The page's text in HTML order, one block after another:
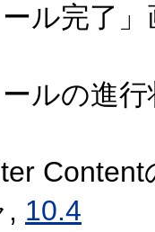
ール完了
ールの進
Content
, 10.4